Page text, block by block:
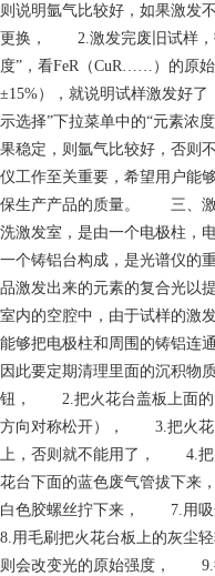
则说明氩气比较好，如果激发
更换， 2.激发完废旧试样，
度”，看FeR（CuR……）的原
±15%），就说明试样激发好
示选择”下拉菜单中的“元素浓
果稳定，则氩气比较好，否
仪工作至关重要，希望用户能
保生产产品的质量。 三、
洗激发室，是由一个电极柱，
一个铸铝台构成，是光谱仪的
品激发出来的元素的复合光
室内的空腔中，由于试样的激
能够把电极柱和周围的铸铝连
因此要定期清理里面的沉积
钮， 2.把火花台盖板上面的
方向对称松开）， 3.把火花
上，否则就不能用了， 4.
花台下面的蓝色废气管拔下
白色胶螺丝拧下来， 7.用
8.用毛刷把火花台板上的灰尘
则会改变光的原始强度， 9.